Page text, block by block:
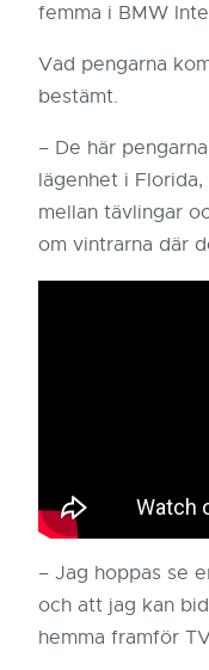
femma i BMW
Vad pengarna
bestämt.
– De här
lägenhet i
mellan tävlingar
om vintrarna där
– Jag hoppas se
och att jag kan
hemma framför